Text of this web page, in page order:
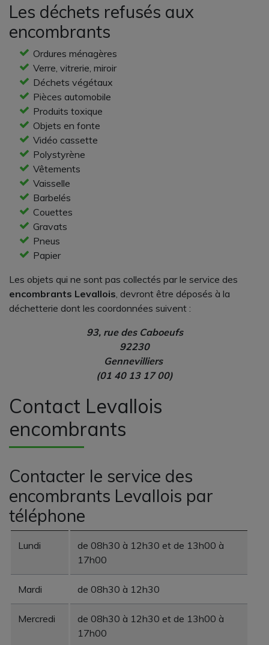
Les déchets refusés aux
encombrants
Ordures ménagères
Verre, vitrerie, miroir
Déchets végétaux
Pièces automobile
Produits toxique
Objets en fonte
Vidéo cassette
Polystyrène
Vêtements
Vaisselle
Barbelés
Couettes
Gravats
Pneus
Papier
Les objets qui ne sont pas collectés par le service des
encombrants Levallois , devront être déposés à la
déchetterie dont les coordonnées suivent :
93, rue des Caboeufs
92230
Gennevilliers
(01 40 13 17 00)
Contact Levallois
encombrants
Contacter le service des
encombrants Levallois par
téléphone
Lundi
de 08h30 à 12h30 et de 13h00 à
17h00
Mardi de 08h30 à 12h30
Mercredi
de 08h30 à 12h30 et de 13h00 à
17h00